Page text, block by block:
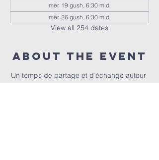
mër, 19 gush, 6:30 m.d.
mër, 26 gush, 6:30 m.d.
View all 254 dates
About the event
Un temps de partage et d’échange autour